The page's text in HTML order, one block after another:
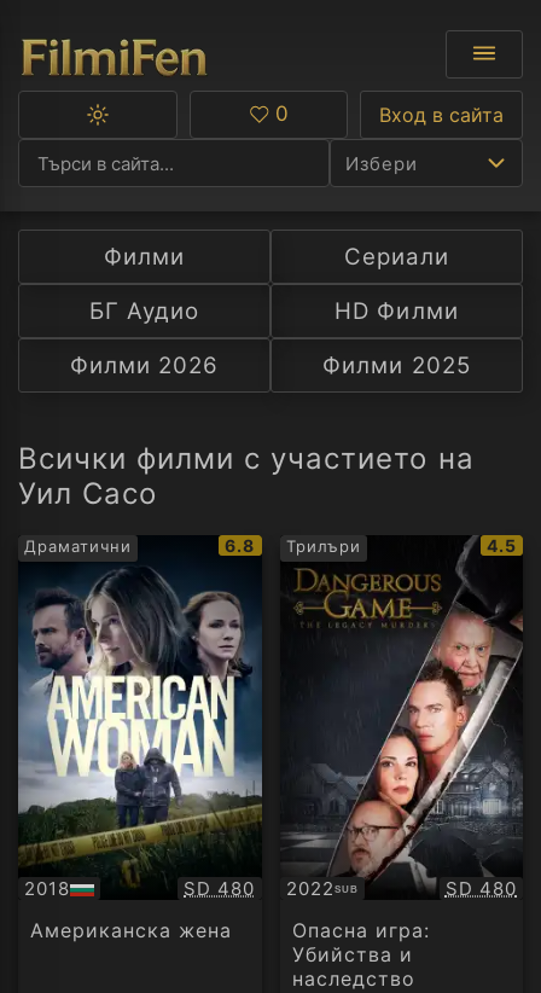
Избери
Ф
С
А
Превключване
тъмна
тема
Любими
0 Вход в сайта
Филми
Сериали
БГ Аудио
HD Филми
Филми 2026
Филми 2025
Всички филми с участието на
Уил Сасо
Драматични
IMDb
рейтинг:
6.8
2018
БГ
аудио
Качество:
SD 480
Американска жена
Трилъри
IMDb
4.5
2022SUB
Субтитри SD 480
Опасна игра:
Убийства и
наследство